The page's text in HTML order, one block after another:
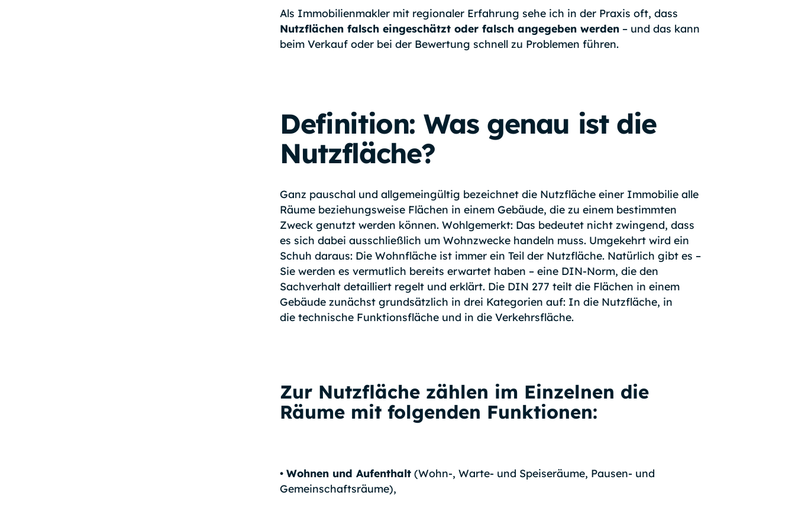
Als Immobilienmakler mit regionaler Erfahrung sehe ich in der Praxis oft, dass
Nutzflächen falsch eingeschätzt oder falsch angegeben werden – und das kann
beim Verkauf oder bei der Bewertung schnell zu Problemen führen.
Definition: Was genau ist die
Nutzfläche?
Ganz pauschal und allgemeingültig bezeichnet die Nutzfläche einer Immobilie alle
Räume beziehungsweise Flächen in einem Gebäude, die zu einem bestimmten
Zweck genutzt werden können. Wohlgemerkt: Das bedeutet nicht zwingend, dass
es sich dabei ausschließlich um Wohnzwecke handeln muss. Umgekehrt wird ein
Schuh daraus: Die Wohnfläche ist immer ein Teil der Nutzfläche. Natürlich gibt es –
Sie werden es vermutlich bereits erwartet haben – eine DIN-Norm, die den
Sachverhalt detailliert regelt und erklärt. Die DIN 277 teilt die Flächen in einem
Gebäude zunächst grundsätzlich in drei Kategorien auf: In die Nutzfläche, in
die technische Funktionsfläche und in die Verkehrsfläche.
Zur Nutzfläche zählen im Einzelnen die
Räume mit folgenden Funktionen:
•Wohnen und Aufenthalt (Wohn-, Warte- und Speiseräume, Pausen- und
Gemeinschaftsräume),